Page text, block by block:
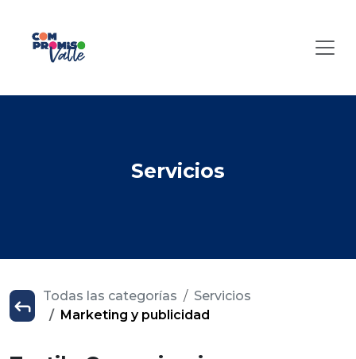
Servicios
Todas las categorías
Servicios
Marketing y publicidad